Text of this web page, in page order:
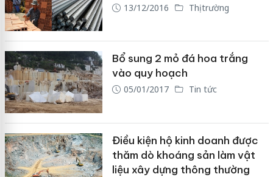
13/12/2016 Thị trường
Bổ sung 2 mỏ đá hoa trắng
vào quy hoạch
05/01/2017 Tin tức
Điều kiện hộ kinh doanh được
thăm dò khoáng sản làm vật
liệu xây dựng thông thường